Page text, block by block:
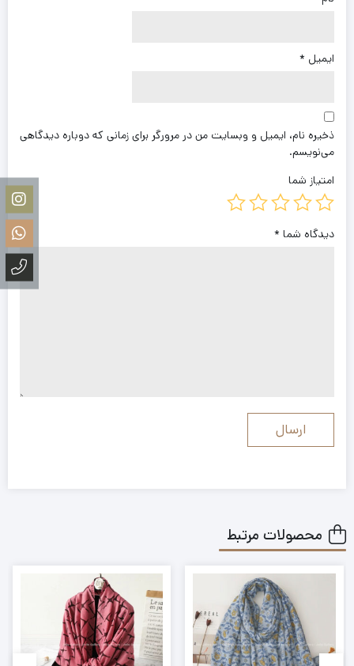
ایمیل *
ذخیره نام، ایمیل و وبسایت من در مرورگر برای زمانی که دوباره دیدگاهی
می‌نویسم.
امتیاز شما
دیدگاه شما *
محصولات مرتبط